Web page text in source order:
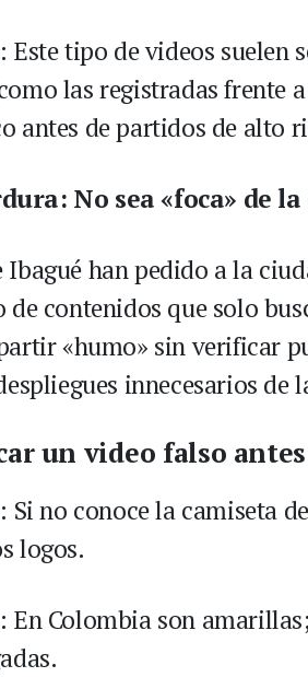
tipo de videos suelen
las registradas frente
antes de partidos de alto
No sea «foca» de
Ibagué han pedido a la
contenidos que solo
«humo» sin verificar
innecesarios de
un video falso
Si no conoce la camiseta
logos.
En Colombia son